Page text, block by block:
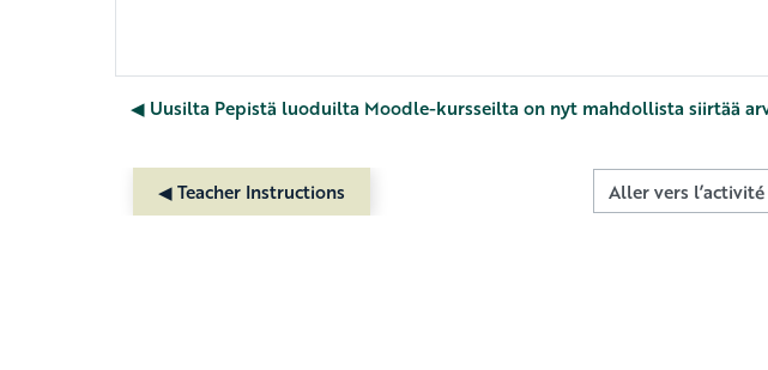
◀︎ Uusilta Pepistä luoduilta Moodle-kursseilta on nyt mahdollista siirtää
◀︎ Teacher Instructions Aller vers l’activité